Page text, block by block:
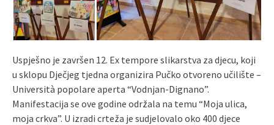
Uspješno je završen 12. Ex tempore slikarstva za djecu, koji
u sklopu Dječjeg tjedna organizira Pučko otvoreno učilište –
Università popolare aperta “Vodnjan-Dignano”.
Manifestacija se ove godine održala na temu “Moja ulica,
moja crkva”. U izradi crteža je sudjelovalo oko 400 djece